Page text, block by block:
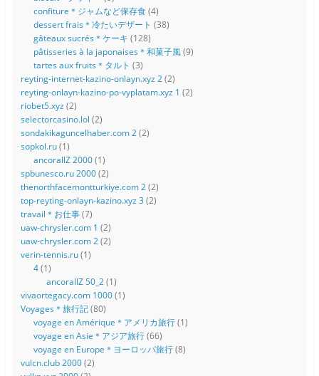
confiture＊ジャムなど保存食(4)
dessert frais＊冷たいデザート (38)
gâteaux sucrés＊ケーキ (128)
pâtisseries à la japonaises＊和菓子風(9)
tartes aux fruits＊タルト (3)
reyting-internet-kazino-onlayn.xyz 2(2)
reyting-onlayn-kazino-po-vyplatam.xyz 1 (2)
riobet5.xyz (2)
selectorcasino.lol (2)
sondakikaguncelhaber.com 2(2)
sopkol.ru(1)
ancorallZ 2000(1)
spbunesco.ru 2000(2)
thenorthfacemontturkiye.com 2(2)
top-reyting-onlayn-kazino.xyz 3 (2)
travail＊お仕事(7)
uaw-chrysler.com 1 (2)
uaw-chrysler.com 2(2)
verin-tennis.ru(1)
4(1)
ancorallZ 50_2(1)
vivaortegacy.com 1000(1)
Voyages＊旅行記(80)
voyage en Amérique＊アメリカ旅行(1)
voyage en Asie＊アジア旅行(66)
voyage en Europe＊ヨーロッパ旅行(8)
vulcn.club 2000(2)